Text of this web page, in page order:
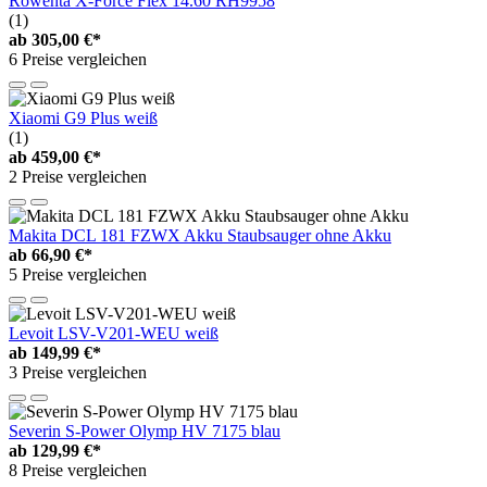
(1)
ab 305,00 €*
6 Preise vergleichen
Xiaomi G9 Plus weiß
(1)
ab 459,00 €*
2 Preise vergleichen
Makita DCL 181 FZWX Akku Staubsauger ohne Akku
ab 66,90 €*
5 Preise vergleichen
Levoit LSV-V201-WEU weiß
ab 149,99 €*
3 Preise vergleichen
Severin S-Power Olymp HV 7175 blau
ab 129,99 €*
8 Preise vergleichen